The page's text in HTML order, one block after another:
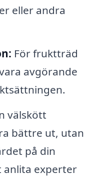
eller andra
För fruktträd
avgörande
välskött
bättre ut, utan
på din
anlita experter